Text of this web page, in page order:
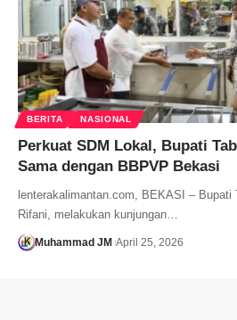
BERITA NASIONAL
Perkuat SDM Lokal, Bupati
Sama dengan BBPVP Bekasi
lenterakalimantan.com, BEKASI – Bupati
Rifani, melakukan kunjungan…
Muhammad JM April 25, 2026